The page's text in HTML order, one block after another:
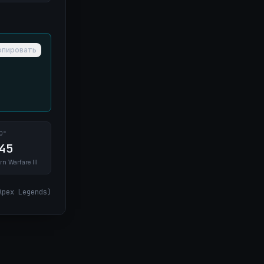
Warfare III
Legends)